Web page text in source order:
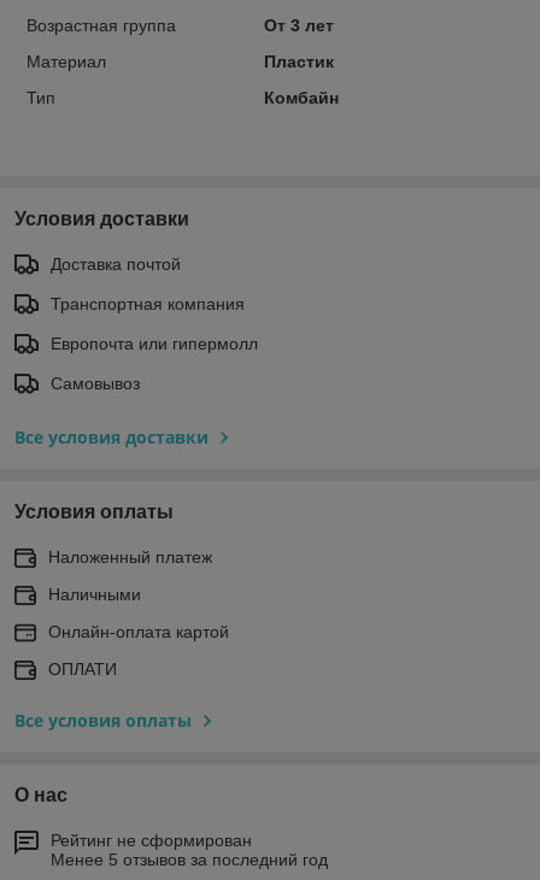
Возрастная группа
От 3 лет
Материал
Пластик
Тип
Комбайн
Условия доставки
Доставка почтой
Транспортная компания
Европочта или гипермолл
Самовывоз
Все условия доставки
Условия оплаты
Наложенный платеж
Наличными
Онлайн-оплата картой
ОПЛАТИ
Все условия оплаты
О нас
Рейтинг не сформирован
Менее 5 отзывов за последний год